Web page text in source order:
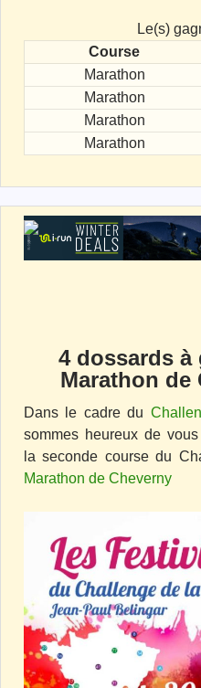
Le(s)
Course
Marathon
Marathon
Marathon
Marathon
4 dossards à
Marathon de
Dans le cadre du
sommes heureux de
la seconde course du
Marathon de Cheverny